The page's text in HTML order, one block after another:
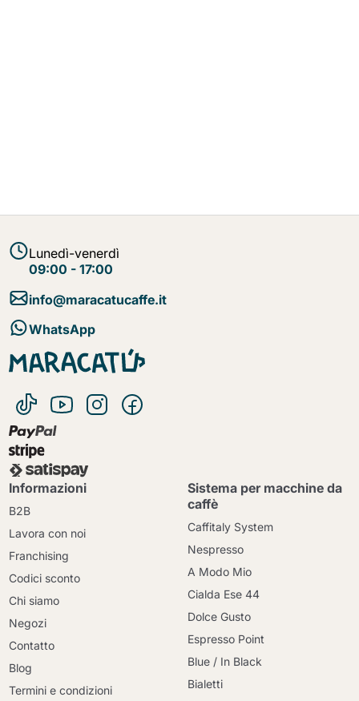
Lunedì-venerdì
09:00 - 17:00
info@maracatucaffe.it
WhatsApp
Informazioni
B2B
Lavora con noi
Franchising
Codici sconto
Chi siamo
Negozi
Contatto
Blog
Termini e condizioni
Sistema per macchine da
caffè
Caffitaly System
Nespresso
A Modo Mio
Cialda Ese 44
Dolce Gusto
Espresso Point
Blue / In Black
Bialetti